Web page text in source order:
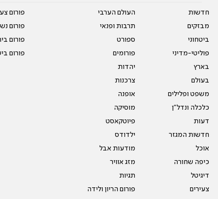
חדשות
מבזקים
ביטחוני
פוליטי-מדיני
בארץ
בעולם
משפט ופלילים
כלכלה ונדל"ן
דעות
חדשות המגזר
אוכל
כיפה שחורה
דיגיטל
צעירים
העולם הערבי
תרבות ופנאי
ספורט
פורומים
יהדות
צרכנות
אופנה
מוסיקה
פיוטקאסט
ילדודס
מודעות אבל
מזג אוויר
תגיות
פורום הריון ולידה
פורום
פורום
פורום
פורום